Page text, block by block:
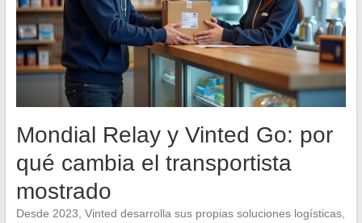
Mondial Relay y Vinted Go: por
qué cambia el transportista
mostrado
Desde 2023, Vinted desarrolla sus propias soluciones logísticas,